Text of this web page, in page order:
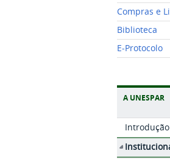
Compras e
Biblioteca
E-Protocolo
A UNESPAR
Introdução